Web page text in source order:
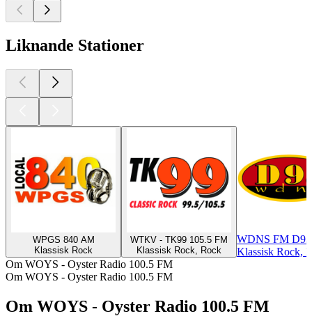
Liknande Stationer
WPGS 840 AM
Klassisk Rock
WTKV - TK99 105.5 FM
Klassisk Rock, Rock
WDNS FM
Klassisk Rock,
Om WOYS - Oyster Radio 100.5 FM
Om WOYS - Oyster Radio 100.5 FM
Om WOYS - Oyster Radio 100.5 FM